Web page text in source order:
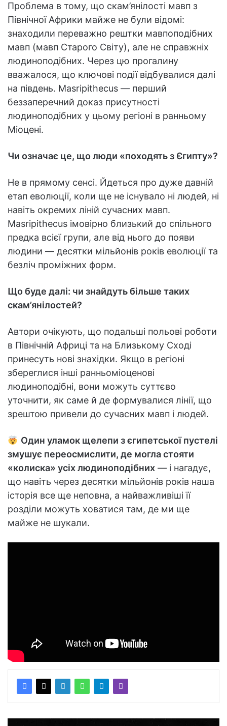
Проблема в тому, що скам’янілості мавп з
Північної Африки майже не були відомі:
знаходили переважно рештки мавпоподібних
мавп (мавп Старого Світу), але не справжніх
людиноподібних. Через цю прогалину
вважалося, що ключові події відбувалися далі
на південь. Masripithecus — перший
беззаперечний доказ присутності
людиноподібних у цьому регіоні в ранньому
Міоцені.
Чи означає це, що люди «походять з Єгипту»?
Не в прямому сенсі. Йдеться про дуже давній
етап еволюції, коли ще не існувало ні людей, ні
навіть окремих ліній сучасних мавп.
Masripithecus імовірно близький до спільного
предка всієї групи, але від нього до появи
людини — десятки мільйонів років еволюції та
безліч проміжних форм.
Що буде далі: чи знайдуть більше таких
скам’янілостей?
Автори очікують, що подальші польові роботи
в Північній Африці та на Близькому Сході
принесуть нові знахідки. Якщо в регіоні
збереглися інші ранньоміоценові
людиноподібні, вони можуть суттєво
уточнити, як саме й де формувалися лінії, що
зрештою привели до сучасних мавп і людей.
Один уламок щелепи з єгипетської пустелі
змушує переосмислити, де могла стояти
«колиска» усіх людиноподібних — і нагадує,
що навіть через десятки мільйонів років наша
історія все ще неповна, а найважливіші її
розділи можуть ховатися там, де ми ще
майже не шукали.